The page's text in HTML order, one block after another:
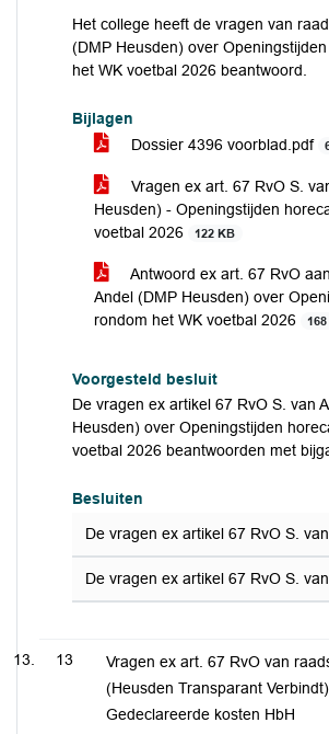
Het college heeft de vragen van
(DMP Heusden) over
het WK voetbal 2026 beantwoord.
Bijlagen
Dossier 4396 voorblad.pdf
Vragen ex art. 67 RvO S.
Heusden) - Openingstijden
voetbal 2026
122 KB
Antwoord ex art. 67 RvO
Andel (DMP Heusden) over
rondom het WK voetbal 2026
Voorgesteld besluit
De vragen ex artikel 67 RvO S. van
Heusden) over Openingstijden
voetbal 2026 beantwoorden met
Besluiten
De vragen ex artikel 67 RvO S.
De vragen ex artikel 67 RvO S.
13
Vragen ex art. 67 RvO van
(Heusden Transparant
Gedeclareerde kosten HbH